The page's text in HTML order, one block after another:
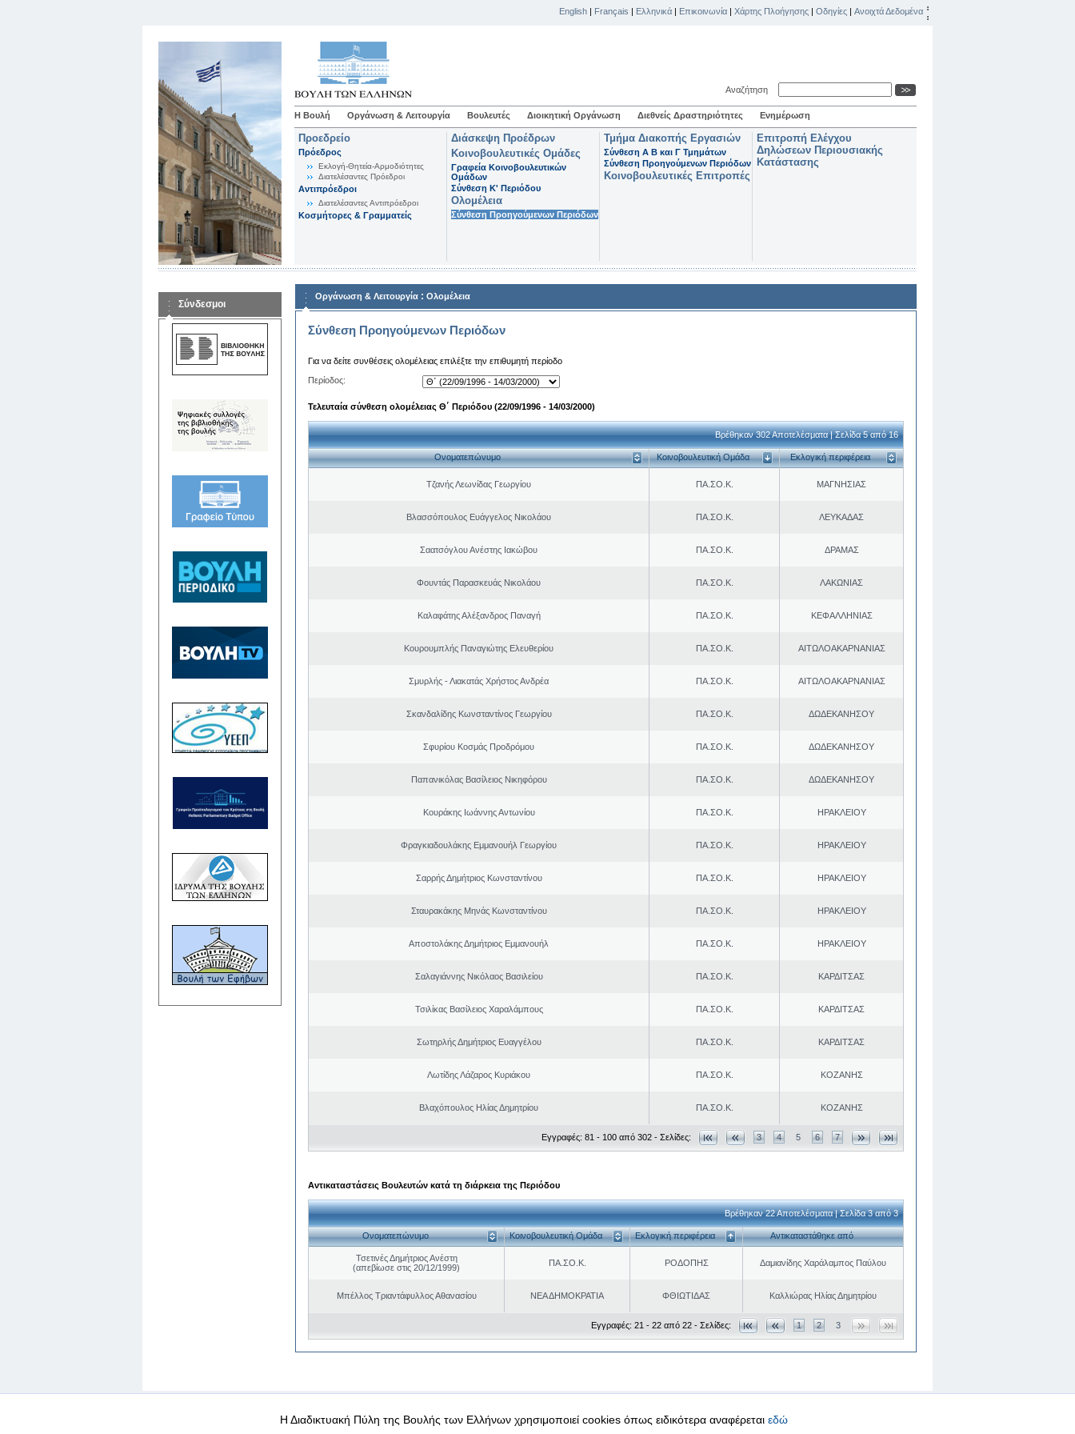
English | Français | Ελληνικά | Επικοινωνία | Χάρτης Πλοήγησης | Οδηγίες | Ανοιχτά Δεδομένα
Αναζήτηση
Η Βουλή Οργάνωση & Λειτουργία Βουλευτές Διοικητική Οργάνωση Διεθνείς Δραστηριότητες Ενημέρωση
Προεδρείο
Πρόεδρος
Εκλογή-Θητεία-Αρμοδιότητες
Διατελέσαντες Πρόεδροι
Αντιπρόεδροι
Διατελέσαντες Αντιπρόεδροι
Κοσμήτορες & Γραμματείς
Διάσκεψη Προέδρων
Κοινοβουλευτικές Ομάδες
Γραφεία Κοινοβουλευτικών
Ομάδων
Σύνθεση K' Περιόδου
Ολομέλεια
Σύνθεση Προηγούμενων Περιόδων
Τμήμα Διακοπής Εργασιών
Σύνθεση Α Β και Γ Τμημάτων
Σύνθεση Προηγούμενων Περιόδων
Κοινοβουλευτικές Επιτροπές
Επιτροπή Ελέγχου
Δηλώσεων Περιουσιακής
Κατάστασης
Σύνδεσμοι
Οργάνωση & Λειτουργία : Ολομέλεια
Σύνθεση Προηγούμενων Περιόδων
Για να δείτε συνθέσεις ολομέλειας επιλέξτε την επιθυμητή περίοδο
Περίοδος:
Τελευταία σύνθεση ολομέλειας Θ΄ Περιόδου (22/09/1996 - 14/03/2000)
Βρέθηκαν 302 Αποτελέσματα | Σελίδα 5 από 16
Ονοματεπώνυμο Κοινοβουλευτική Ομάδα Εκλογική περιφέρεια
Τζανής Λεωνίδας Γεωργίου ΠΑ.ΣΟ.Κ. ΜΑΓΝΗΣΙΑΣ
Βλασσόπουλος Ευάγγελος Νικολάου ΠΑ.ΣΟ.Κ. ΛΕΥΚΑΔΑΣ
Σαατσόγλου Ανέστης Ιακώβου ΠΑ.ΣΟ.Κ. ΔΡΑΜΑΣ
Φουντάς Παρασκευάς Νικολάου ΠΑ.ΣΟ.Κ. ΛΑΚΩΝΙΑΣ
Καλαφάτης Αλέξανδρος Παναγή ΠΑ.ΣΟ.Κ. ΚΕΦΑΛΛΗΝΙΑΣ
Κουρουμπλής Παναγιώτης Ελευθερίου ΠΑ.ΣΟ.Κ. ΑΙΤΩΛΟΑΚΑΡΝΑΝΙΑΣ
Σμυρλής - Λιακατάς Χρήστος Ανδρέα ΠΑ.ΣΟ.Κ. ΑΙΤΩΛΟΑΚΑΡΝΑΝΙΑΣ
Σκανδαλίδης Κωνσταντίνος Γεωργίου ΠΑ.ΣΟ.Κ. ΔΩΔΕΚΑΝΗΣΟΥ
Σφυρίου Κοσμάς Προδρόμου ΠΑ.ΣΟ.Κ. ΔΩΔΕΚΑΝΗΣΟΥ
Παπανικόλας Βασίλειος Νικηφόρου ΠΑ.ΣΟ.Κ. ΔΩΔΕΚΑΝΗΣΟΥ
Κουράκης Ιωάννης Αντωνίου ΠΑ.ΣΟ.Κ. ΗΡΑΚΛΕΙΟΥ
Φραγκιαδουλάκης Εμμανουήλ Γεωργίου ΠΑ.ΣΟ.Κ. ΗΡΑΚΛΕΙΟΥ
Σαρρής Δημήτριος Κωνσταντίνου ΠΑ.ΣΟ.Κ. ΗΡΑΚΛΕΙΟΥ
Σταυρακάκης Μηνάς Κωνσταντίνου ΠΑ.ΣΟ.Κ. ΗΡΑΚΛΕΙΟΥ
Αποστολάκης Δημήτριος Εμμανουήλ ΠΑ.ΣΟ.Κ. ΗΡΑΚΛΕΙΟΥ
Σαλαγιάννης Νικόλαος Βασιλείου ΠΑ.ΣΟ.Κ. ΚΑΡΔΙΤΣΑΣ
Τσιλίκας Βασίλειος Χαραλάμπους ΠΑ.ΣΟ.Κ. ΚΑΡΔΙΤΣΑΣ
Σωτηρλής Δημήτριος Ευαγγέλου ΠΑ.ΣΟ.Κ. ΚΑΡΔΙΤΣΑΣ
Λωτίδης Λάζαρος Κυριάκου ΠΑ.ΣΟ.Κ. ΚΟΖΑΝΗΣ
Βλαχόπουλος Ηλίας Δημητρίου ΠΑ.ΣΟ.Κ. ΚΟΖΑΝΗΣ
Εγγραφές: 81 - 100 από 302 - Σελίδες: 3 4 5 6 7
Αντικαταστάσεις Βουλευτών κατά τη διάρκεια της Περιόδου
Βρέθηκαν 22 Αποτελέσματα | Σελίδα 3 από 3
Ονοματεπώνυμο Κοινοβουλευτική Ομάδα Εκλογική περιφέρεια Αντικαταστάθηκε από
Τσετινές Δημήτριος Ανέστη
(απεβίωσε στις 20/12/1999)
ΠΑ.ΣΟ.Κ. ΡΟΔΟΠΗΣ Δαμιανίδης Χαράλαμπος Παύλου
Μπέλλος Τριαντάφυλλος Αθανασίου ΝΕΑ ΔΗΜΟΚΡΑΤΙΑ ΦΘΙΩΤΙΔΑΣ Καλλιώρας Ηλίας Δημητρίου
Εγγραφές: 21 - 22 από 22 - Σελίδες: 1 2 3
Όροι χρήσης Προσωπικά δεδομένα Ασφάλεια & Πρόσβαση
Η Διαδικτυακή Πύλη της Βουλής των Ελλήνων χρησιμοποιεί cookies όπως ειδικότερα αναφέρεται εδώ